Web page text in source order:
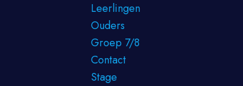
Leerlingen
Ouders
Groep 7/8
Contact
Stage